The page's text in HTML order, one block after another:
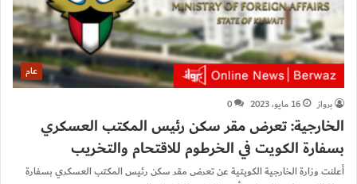
عام
برواز
16 مايو، 2023 0
الخارجية: تعرض مقر سكن رئيس المكتب العسكري
بسفارة الكويت في الخرطوم للاقتحام والتخريب
أعلنت وزارة الخارجية الكويتية عن تعرض مقر سكن رئيس المكتب العسكري بسفارة